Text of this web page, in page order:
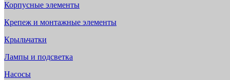
Корпусные элементы
Крепеж и монтажные элементы
Крыльчатки
Лампы и подсветка
Насосы